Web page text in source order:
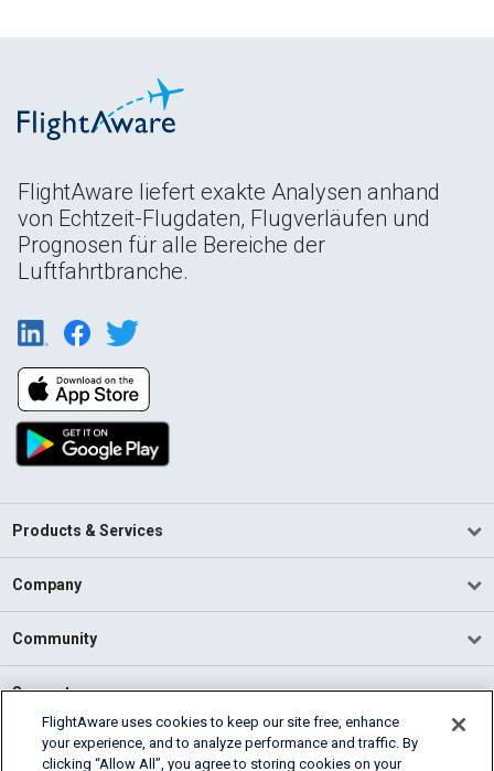
FlightAware liefert exakte Analysen anhand
von Echtzeit-Flugdaten, Flugverläufen und
Prognosen für alle Bereiche der
Luftfahrtbranche.
Products & Services
Company
Community
Support
English (USA)
FlightAware uses cookies to keep our site free, enhance
your experience, and to analyze performance and traffic. By
clicking “Allow All”, you agree to storing cookies on your